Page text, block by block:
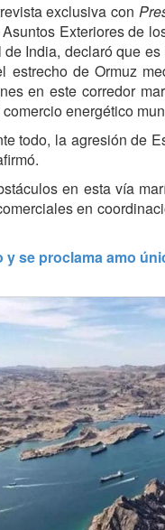
exclusiva con
Exteriores de
India, declaró que
estrecho de Ormuz
en este corredor
energético
todo, la agresión de
en esta vía
en
y se proclama amo